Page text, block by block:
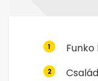
1
2